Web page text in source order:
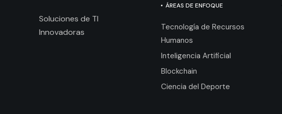
Soluciones de TI
Innovadoras
ÁREAS DE ENFOQUE
Tecnología de Recursos
Humanos
Inteligencia Artificial
Blockchain
Ciencia del Deporte